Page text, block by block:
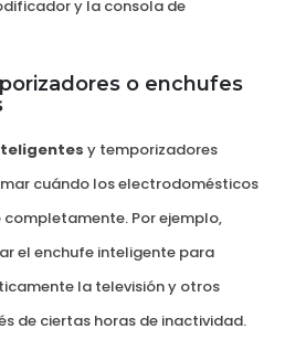
y la consola de
o enchufes
y temporizadores
cuándo los electrodomésticos
Por ejemplo,
el enchufe inteligente para
la televisión y otros
de ciertas horas de inactividad.